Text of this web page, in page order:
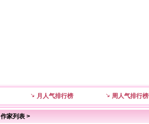
月人气排行榜 周人气排行榜
作家列表 >